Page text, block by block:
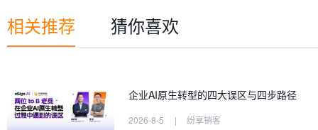
相关推荐 猜你喜欢
企业AI原生转型的四大误区与四步路径
2026-8-5 | 纷享销客